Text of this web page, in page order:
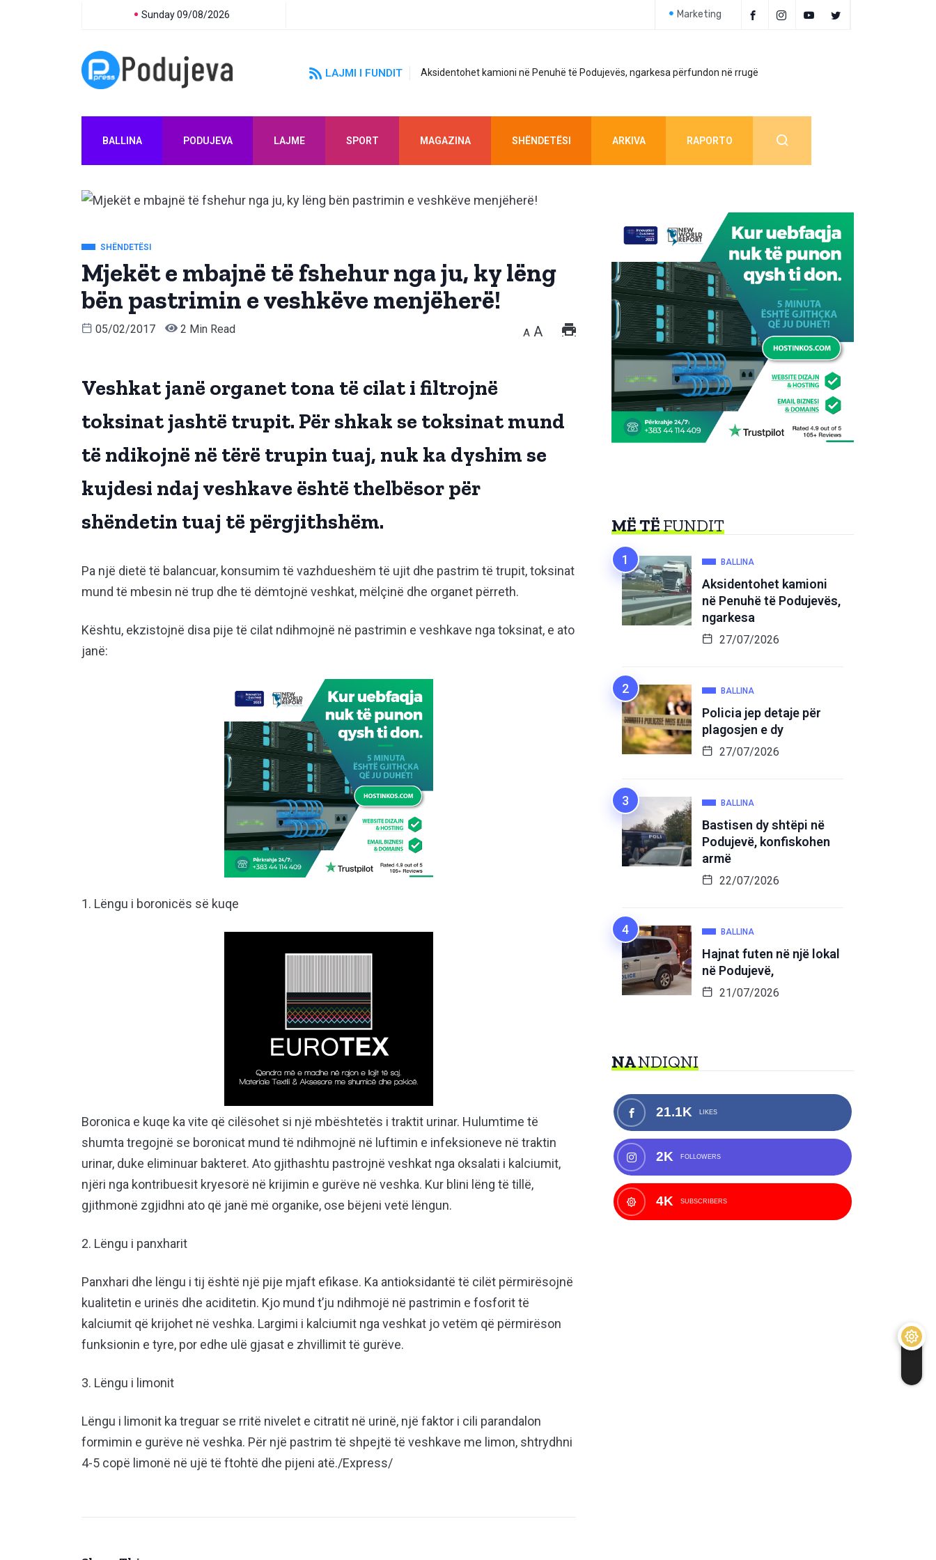
Sunday 09/08/2026 Marketing
LAJMI I FUNDIT Aksidentohet kamioni në Penuhë të Podujevës, ngarkesa përfundon në rrugë
BALLINA PODUJEVA LAJME SPORT MAGAZINA SHËNDETËSI ARKIVA RAPORTO
SHËNDETËSI
Mjekët e mbajnë të fshehur nga ju, ky lëng
bën pastrimin e veshkëve menjëherë!
05/02/2017 2 Min Read A A
Veshkat janë organet tona të cilat i filtrojnë
toksinat jashtë trupit. Për shkak se toksinat mund
të ndikojnë në tërë trupin tuaj, nuk ka dyshim se
kujdesi ndaj veshkave është thelbësor për
shëndetin tuaj të përgjithshëm.
Pa një dietë të balancuar, konsumim të vazhdueshëm të ujit dhe pastrim të trupit, toksinat
mund të mbesin në trup dhe të dëmtojnë veshkat, mëlçinë dhe organet përreth.
Kështu, ekzistojnë disa pije të cilat ndihmojnë në pastrimin e veshkave nga toksinat, e ato
janë:
1. Lëngu i boronicës së kuqe
Boronica e kuqe ka vite që cilësohet si një mbështetës i traktit urinar. Hulumtime të
shumta tregojnë se boronicat mund të ndihmojnë në luftimin e infeksioneve në traktin
urinar, duke eliminuar bakteret. Ato gjithashtu pastrojnë veshkat nga oksalati i kalciumit,
njëri nga kontribuesit kryesorë në krijimin e gurëve në veshka. Kur blini lëng të tillë,
gjithmonë zgjidhni ato që janë më organike, ose bëjeni vetë lëngun.
2. Lëngu i panxharit
Panxhari dhe lëngu i tij është një pije mjaft efikase. Ka antioksidantë të cilët përmirësojnë
kualitetin e urinës dhe aciditetin. Kjo mund t’ju ndihmojë në pastrimin e fosforit të
kalciumit që krijohet në veshka. Largimi i kalciumit nga veshkat jo vetëm që përmirëson
funksionin e tyre, por edhe ulë gjasat e zhvillimit të gurëve.
3. Lëngu i limonit
Lëngu i limonit ka treguar se rritë nivelet e citratit në urinë, një faktor i cili parandalon
formimin e gurëve në veshka. Për një pastrim të shpejtë të veshkave me limon, shtrydhni
4-5 copë limonë në ujë të ftohtë dhe pijeni atë./Express/
MË TËFUNDIT
BALLINA
Aksidentohet kamioni
në Penuhë të Podujevës,
ngarkesa
27/07/2026
BALLINA
Policia jep detaje për
plagosjen e dy
27/07/2026
BALLINA
Bastisen dy shtëpi në
Podujevë, konfiskohen
armë
22/07/2026
BALLINA
Hajnat futen në një lokal
në Podujevë,
21/07/2026
NANDIQNI
21.1K LIKES
2K FOLLOWERS
4K SUBSCRIBERS